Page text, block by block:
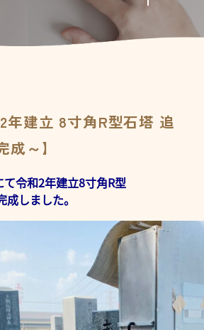
年建立 8寸角R型石塔 追
～】
令和2年建立8寸角R型
しました。